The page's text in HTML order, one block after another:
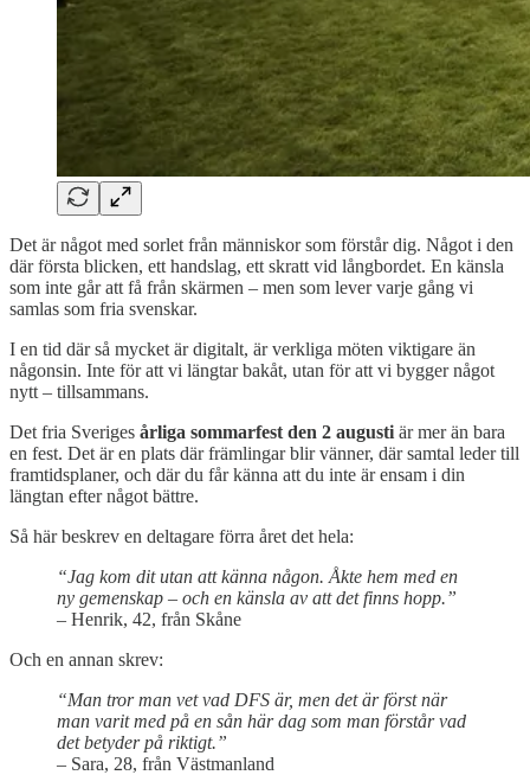
Det är något med sorlet från människor som förstår dig. Något i den
där första blicken, ett handslag, ett skratt vid långbordet. En känsla
som inte går att få från skärmen – men som lever varje gång vi
samlas som fria svenskar.
I en tid där så mycket är digitalt, är verkliga möten viktigare än
någonsin. Inte för att vi längtar bakåt, utan för att vi bygger något
nytt – tillsammans.
Det fria Sveriges årliga sommarfest den 2 augusti är mer än bara
en fest. Det är en plats där främlingar blir vänner, där samtal leder till
framtidsplaner, och där du får känna att du inte är ensam i din
längtan efter något bättre.
Så här beskrev en deltagare förra året det hela:
“Jag kom dit utan att känna någon. Åkte hem med en
ny gemenskap – och en känsla av att det finns hopp.”
– Henrik, 42, från Skåne
Och en annan skrev:
“Man tror man vet vad DFS är, men det är först när
man varit med på en sån här dag som man förstår vad
det betyder på riktigt.”
– Sara, 28, från Västmanland